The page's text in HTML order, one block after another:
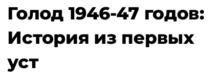
Голод 1946-47 годов:
История из первых
уст